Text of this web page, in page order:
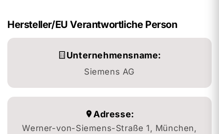
Hersteller/EU Verantwortliche Person
Unternehmensname:
Siemens AG
Adresse:
Werner-von-Siemens-Straße 1, München,